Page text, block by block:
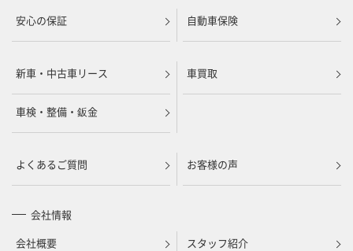
安心の保証
自動車保険
新車・中古車リース 車買取
車検・整備・鈑金
よくあるご質問 お客様の声
会社情報
会社概要
スタッフ紹介